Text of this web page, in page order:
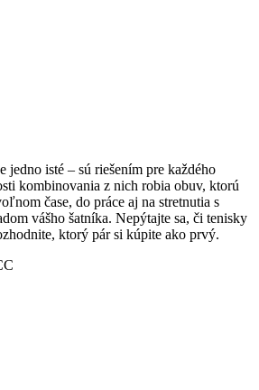
jedno isté – sú riešením pre každého
kombinovania z nich robia obuv, ktorú
čase, do práce aj na stretnutia s
vášho šatníka. Nepýtajte sa, či tenisky
ktorý pár si kúpite ako prvý.